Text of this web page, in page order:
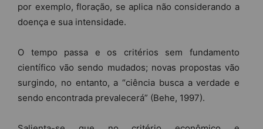
por exemplo, floração, se aplica não considerando a
doença e sua intensidade.
O tempo passa e os critérios sem fundamento
científico vão sendo mudados; novas propostas vão
surgindo, no entanto, a “ciência busca a verdade e
sendo encontrada prevalecerá” (Behe, 1997).